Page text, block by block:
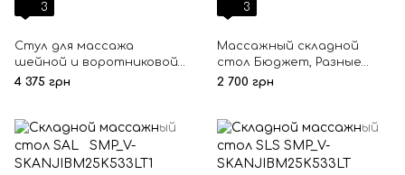
3
Стул для массажа
шейной и воротниковой
зоны Spirit
4 375 грн
3
Массажный складной
стол Бюджет, Разные
цвета
2 700 грн